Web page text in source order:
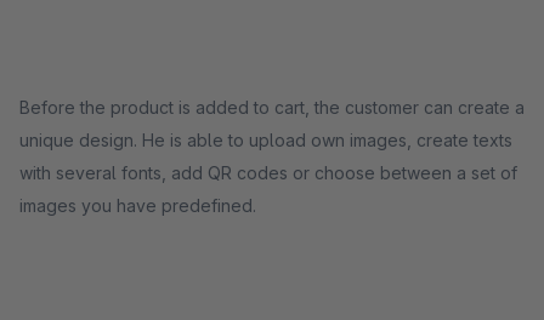
Before the product is added to cart, the customer can create a
unique design. He is able to upload own images, create texts
with several fonts, add QR codes or choose between a set of
images you have predefined.